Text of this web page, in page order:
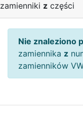
zamienniki z części
Nie znaleziono
zamiennika z
zamienników